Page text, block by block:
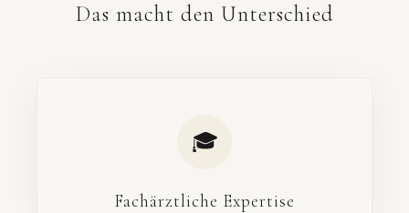
Das macht den Unterschied
🎓
Fachärztliche Expertise